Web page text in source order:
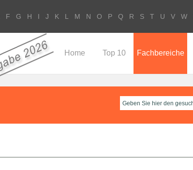
F G H I J K L M N O P Q R S T U V W
Home Top 10 Fachbereiche